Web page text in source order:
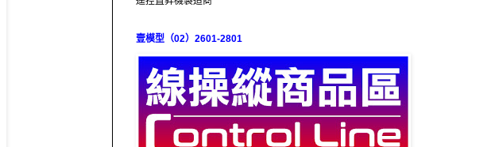
壹模型（02）2601-2801